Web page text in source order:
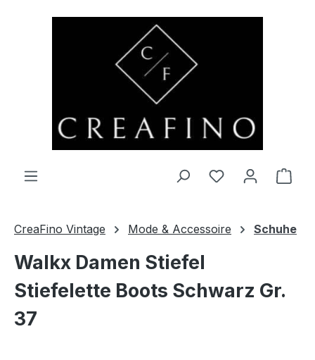
Zum Hauptinhalt springen
Du hast 0
CreaFino Vintage Mode & Accessoire Schuhe
Walkx Damen Stiefel
Stiefelette Boots Schwarz Gr.
37